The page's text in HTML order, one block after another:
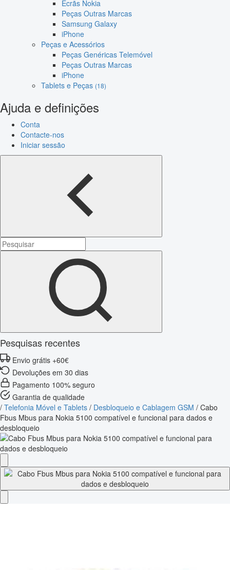
Ecrãs Nokia
Peças Outras Marcas
Samsung Galaxy
iPhone
Peças e Acessórios
Peças Genéricas Telemóvel
Peças Outras Marcas
iPhone
Tablets e Peças (18)
Ajuda e definições
Conta
Contacte-nos
Iniciar sessão
Pesquisas recentes
Envio grátis +60€
Devoluções em 30 dias
Pagamento 100% seguro
Garantia de qualidade
/ Telefonia Móvel e Tablets / Desbloqueio e Cablagem GSM / Cabo
Fbus Mbus para Nokia 5100 compatível e funcional para dados e
desbloqueio